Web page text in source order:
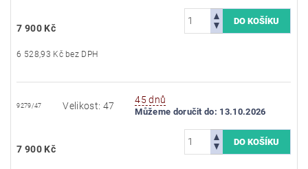
7 900 Kč
6 528,93 Kč bez DPH
9279/47 Velikost: 47
45 dnů
Můžeme doručit do: 13.10.2026
7 900 Kč